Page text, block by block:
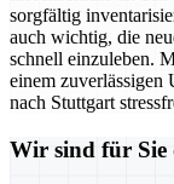
sorgfältig
auch wichtig, die
schnell einzuleben.
einem
nach Stuttgart
Wir sind für Sie